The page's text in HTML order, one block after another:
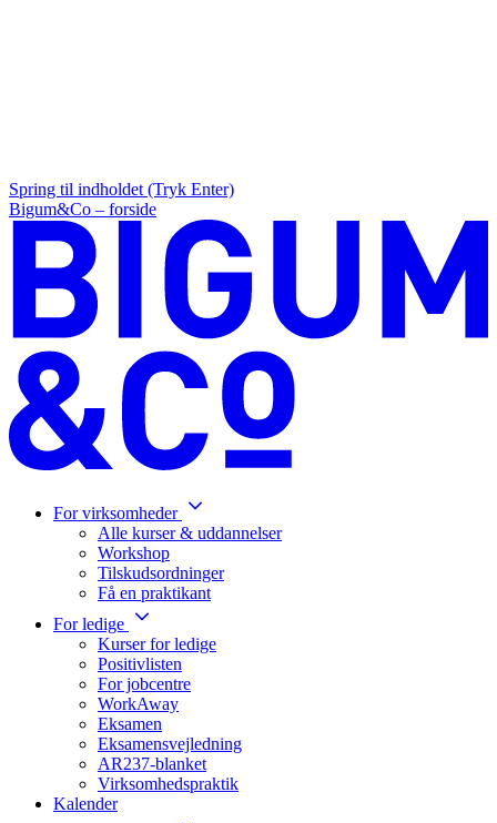
Spring til indholdet (Tryk Enter)
Bigum&Co – forside
For virksomheder
Alle kurser & uddannelser
Workshop
Tilskudsordninger
Få en praktikant
For ledige
Kurser for ledige
Positivlisten
For jobcentre
WorkAway
Eksamen
Eksamensvejledning
AR237-blanket
Virksomhedspraktik
Kalender